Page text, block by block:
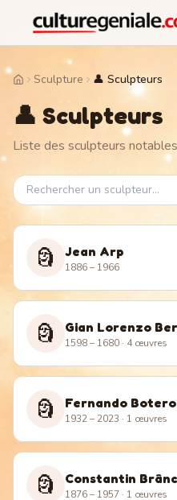
HomeSculpture 👤 Sculpteurs
👤 Sculpteurs
Liste des sculpteurs
🗿 Jean Arp
1886 – 1966
🗿 Gian Lorenzo
1598 – 1680 · 4 œuvres
🗿 Fernando Botero
1932 – 2023 · 1 œuvres
🗿 Constantin
1876 – 1957 · 1 œuvres